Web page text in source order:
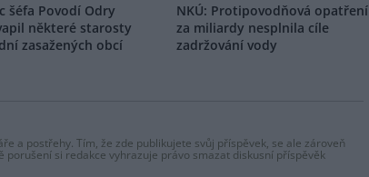
šéfa Povodí Odry
některé starosty
zasažených obcí
NKÚ: Protipovodňová opatření
za miliardy nesplnila cíle
zadržování vody
a postřehy. Tím, že zde publikujete svůj příspěvek, se ale zároveň
porušení si redakce vyhrazuje právo smazat diskusní příspěvěk